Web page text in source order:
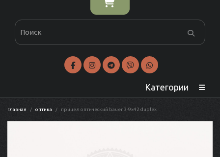
Категории
главная оптика прицел оптический bauer 3-9x42 duplex